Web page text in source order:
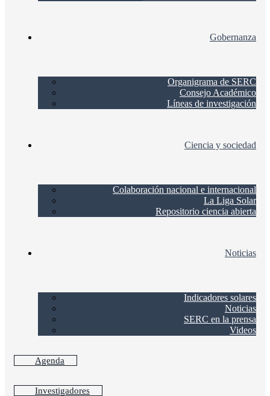
Gobernanza
Organigrama de SERC
Consejo Académico
Líneas de investigación
Ciencia y sociedad
Colaboración nacional e internacional
La Liga Solar
Repositorio ciencia abierta
Noticias
Indicadores solares
Noticias
SERC en la prensa
Videos
Agenda
Investigadores